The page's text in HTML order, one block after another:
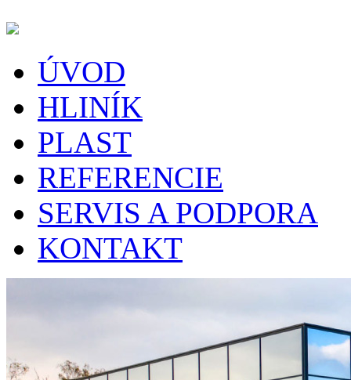
ÚVOD
HLINÍK
PLAST
REFERENCIE
SERVIS A PODPORA
KONTAKT